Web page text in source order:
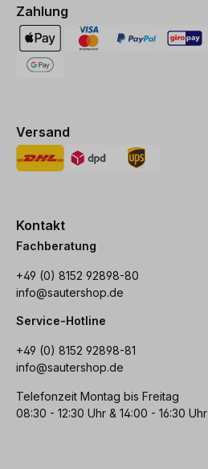
Zahlung
Versand
Kontakt
Fachberatung
+49 (0) 8152 92898-80
info@sautershop.de
Service-Hotline
+49 (0) 8152 92898-81
info@sautershop.de
Telefonzeit Montag bis Freitag
08:30 - 12:30 Uhr & 14:00 - 16:30 Uhr